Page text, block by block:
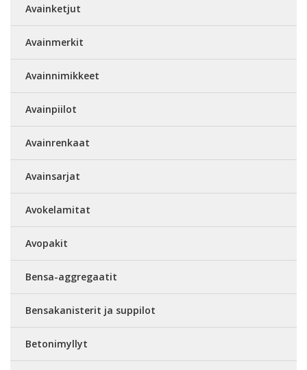
Avainketjut
Avainmerkit
Avainnimikkeet
Avainpiilot
Avainrenkaat
Avainsarjat
Avokelamitat
Avopakit
Bensa-aggregaatit
Bensakanisterit ja suppilot
Betonimyllyt